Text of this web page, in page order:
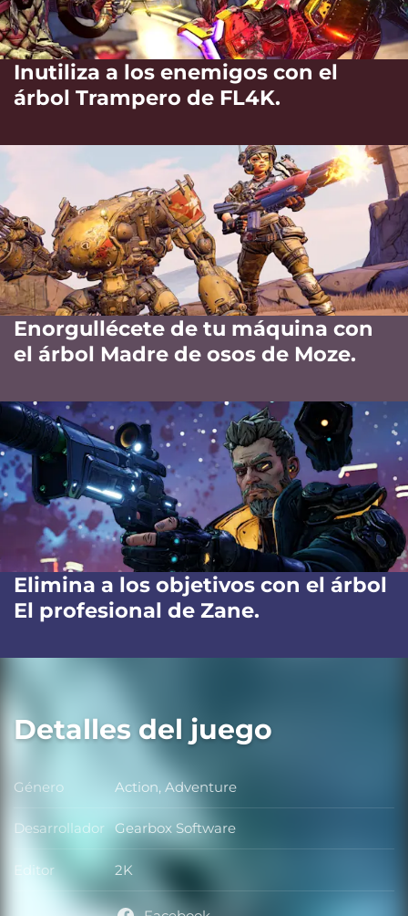
Inutiliza a los enemigos con el
árbol Trampero de FL4K.
Enorgullécete de tu máquina con
el árbol Madre de osos de Moze.
Elimina a los objetivos con el árbol
El profesional de Zane.
Detalles del juego
Género Género
Action, Adventure
Desarrollador Desarrollador
Gearbox Software
Editor Editor
2K